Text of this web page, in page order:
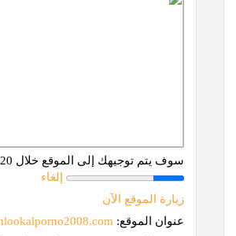
سوف يتم توجيهك إلى الموقع خلال 20 ثانية
إلغاء
زيارة الموقع الآن
عنوان الموقع: